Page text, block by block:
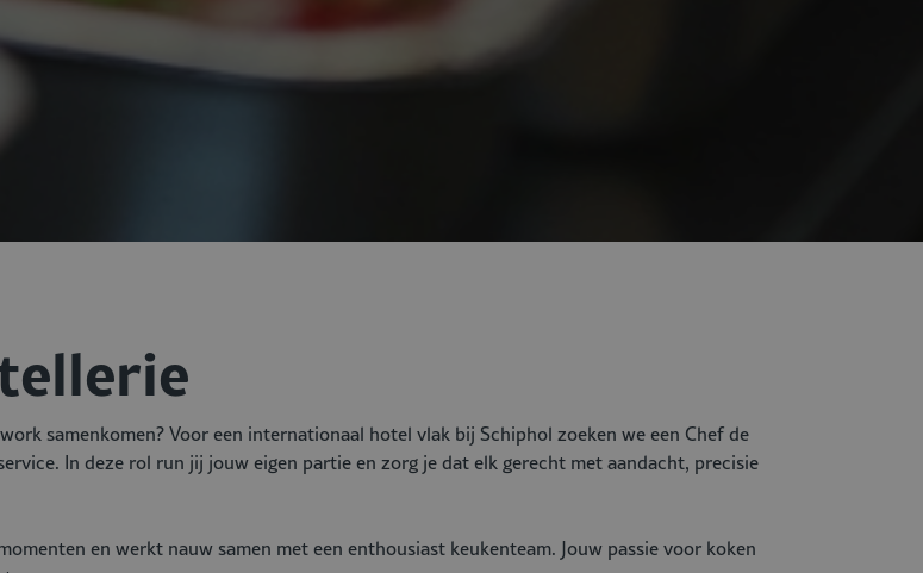
samenkomen? Voor een internationaal hotel vlak bij Schiphol zoeken we een Chef de
In deze rol run jij jouw eigen partie en zorg je dat elk gerecht met aandacht, precisie
en werkt nauw samen met een enthousiast keukenteam. Jouw passie voor koken